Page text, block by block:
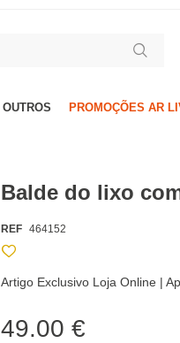
OUTROS PROMOÇÕES AR
Balde do lixo
REF 464152
Artigo Exclusivo Loja Online |
49.00 €